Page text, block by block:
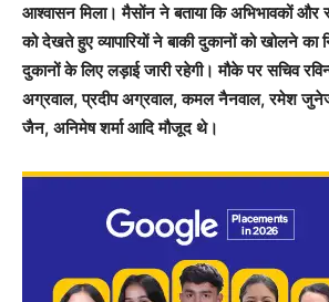
आश्वासन मिला। मैसोंन ने बताया कि अभिभावकों और
को देखते हुए व्यापारियों ने बाकी दुकानों को खोलने का
दुकानों के लिए लड़ाई जारी रहेगी। मौके पर सचिव
अग्रवाल, प्रदीप अग्रवाल, कमल नैनवाल, रमेश
जैन, अनिमेष शर्मा आदि मौजूद थे।